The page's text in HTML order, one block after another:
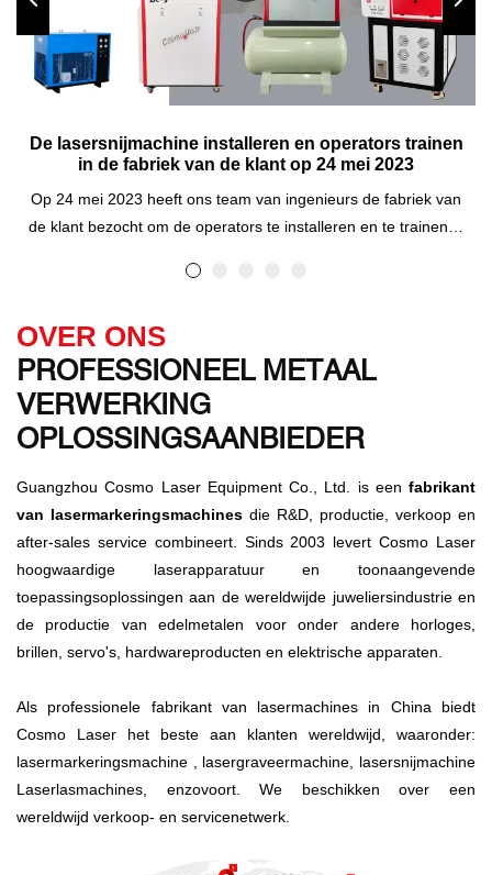
De lasersnijmachine installeren en operators trainen
in de fabriek van de klant op 24 mei 2023
Op 24 mei 2023 heeft ons team van ingenieurs de fabriek van
de klant bezocht om de operators te installeren en te trainen in
krachtige apparatuur die verschillende metalen materialen met
details over het installatieproces, de trainingssessie en de
voordelen van het gebruik van de fiberlasersnijmachine voor
OVER ONS
PROFESSIONEEL METAAL
VERWERKING
OPLOSSINGSAANBIEDER
Guangzhou Cosmo Laser Equipment Co., Ltd. is een fabrikant
van lasermarkeringsmachines die R&D, productie, verkoop en
after-sales service combineert. Sinds 2003 levert Cosmo Laser
hoogwaardige laserapparatuur en toonaangevende
toepassingsoplossingen aan de wereldwijde juweliersindustrie en
de productie van edelmetalen voor onder andere horloges,
brillen, servo's, hardwareproducten en elektrische apparaten.
Als professionele fabrikant van lasermachines in China biedt
Cosmo Laser het beste aan klanten wereldwijd, waaronder:
lasermarkeringsmachine
, lasergraveermachine,
lasersnijmachine
Laserlasmachines, enzovoort. We beschikken over een
wereldwijd verkoop- en servicenetwerk.